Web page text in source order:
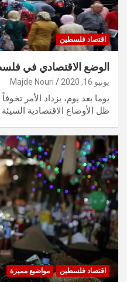
اقتصاد فلسطين
الوضع الاقتصادي في
يونيو 16, 2020 Majde Nouri
يوما بعد يوم، يزداد الأمر
ظل الأوضاع الاقتصادية السيئة
اقتصاد فلسطين مواضيع مميزة